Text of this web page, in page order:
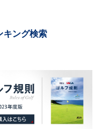
キング検索